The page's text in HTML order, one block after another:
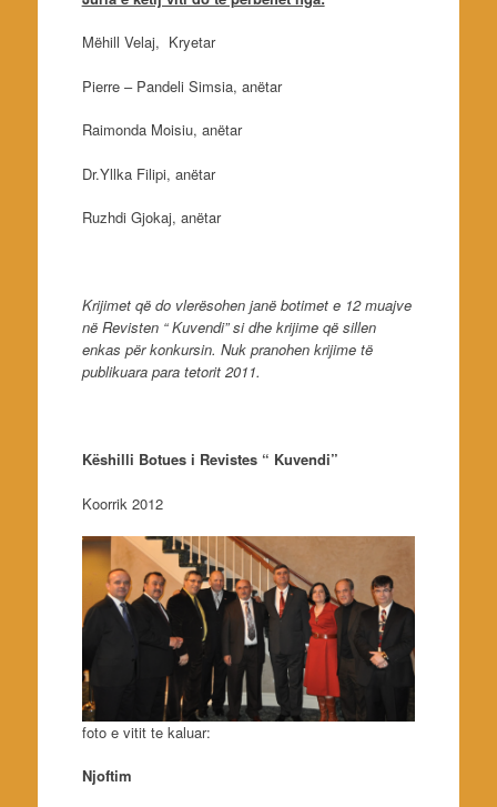
Mëhill Velaj, Kryetar
Pierre – Pandeli Simsia, anëtar
Raimonda Moisiu, anëtar
Dr.Yllka Filipi, anëtar
Ruzhdi Gjokaj, anëtar
Krijimet që do vlerësohen janë botimet e 12 muajve
në Revisten “ Kuvendi” si dhe krijime që sillen
enkas për konkursin. Nuk pranohen krijime të
publikuara para tetorit 2011.
Këshilli Botues i Revistes “ Kuvendi”
Koorrik 2012
foto e vitit te kaluar:
Njoftim